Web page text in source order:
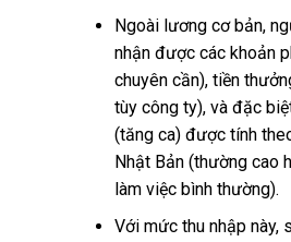
Ngoài lương cơ bản,
nhận được các khoản
chuyên cần), tiền
tùy công ty), và đặc
(tăng ca) được tính
Nhật Bản (thường cao
làm việc bình thường).
Với mức thu nhập này,